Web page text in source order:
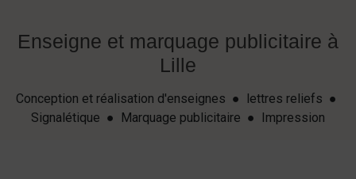
Enseigne et marquage publicitaire à
Lille
Conception et réalisation d'enseignes ● lettres reliefs ●
Signalétique ● Marquage publicitaire ● Impression